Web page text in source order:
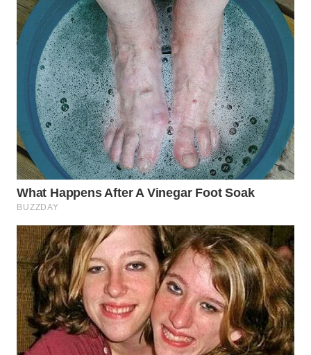
WN DELI
SERDANG
WN
TEBING
TINGGI
WN
PAKPAK
WN
KARAWANG
WN
BEKASI
WN
BOGOR
WN
DEPOK